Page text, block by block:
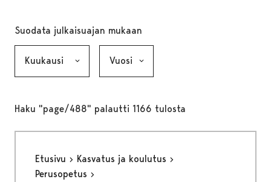
Suodata julkaisuajan mukaan
Haku "page/488" palautti 1166 tulosta
Etusivu
Kasvatus ja koulutus
Perusopetus